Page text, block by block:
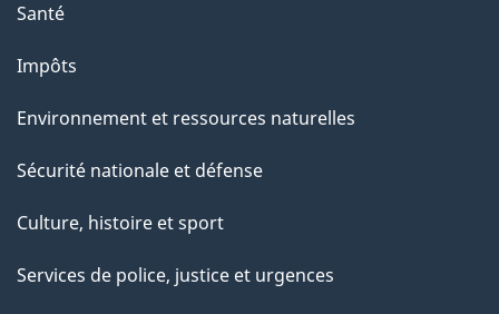
Santé
Impôts
Environnement et ressources naturelles
Sécurité nationale et défense
Culture, histoire et sport
Services de police, justice et urgences